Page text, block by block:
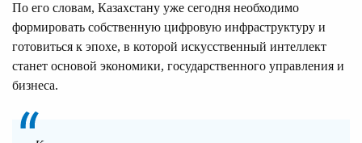
По его словам, Казахстану уже сегодня необходимо
формировать собственную цифровую инфраструктуру и
готовиться к эпохе, в которой искусственный интеллект
станет основой экономики, государственного управления и
бизнеса.